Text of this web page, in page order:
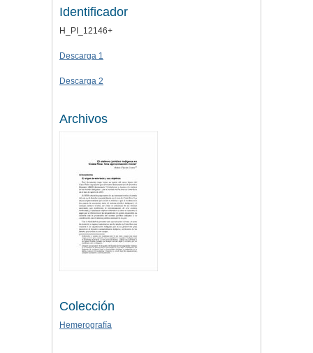
Identificador
H_PI_12146+
Descarga 1
Descarga 2
Archivos
Colección
Hemerografía